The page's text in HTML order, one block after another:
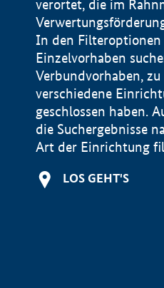
verortet, die im
In den Filteroptionen
Einzelvorhaben
Verbundvorhaben,
verschiedene
geschlossen haben.
die Suchergebnisse
Art der Einrichtung
LOS GEHT'S